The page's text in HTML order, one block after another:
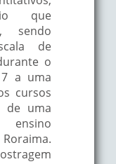
que
sendo
de
o
a uma
cursos
de uma
ensino